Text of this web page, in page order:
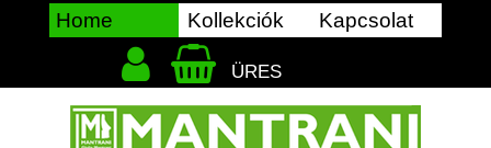
Home Kollekciók Kapcsolat
ÜRES